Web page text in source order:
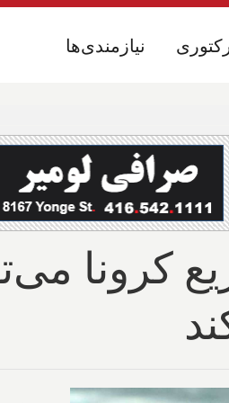
نیازمندی‌ها
نیازمندی‌ها
کرونا